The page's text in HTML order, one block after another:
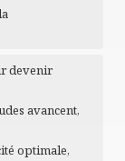
devenir
avancent,
optimale,